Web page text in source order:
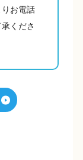
お電話
くださ